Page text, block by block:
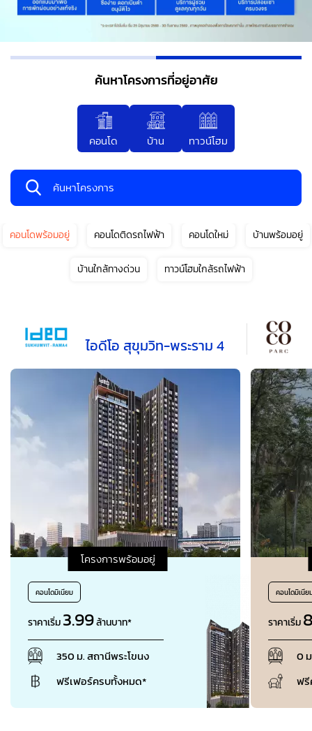
ค้นหาโครงการที่อยู่อาศัย
คอนโด บ้าน ทาวน์โฮม
ค้นหาโครงการ
เส้นทาง
รถไฟฟ้า
ที่ตั้ง
สถานะ
ใกล้ฉัน
คอนโดพร้อมอยู่ คอนโดติดรถไฟฟ้า คอนโดใหม่ บ้านพร้อมอยู่
บ้านใกล้ทางด่วน ทาวน์โฮมใกล้รถไฟฟ้า
ไอดีโอ สุขุมวิท-พระราม 4
โครงการพร้อมอยู่
คอนโดมิเนียม
ราคาเริ่ม3.99ล้านบาท*
350 ม. สถานีพระโขนง
ฟรีเฟอร์ครบทั้งหมด*
คอนโดมิเนีย
ราคาเริ่ม
0
ฟรี